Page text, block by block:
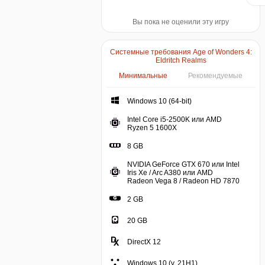
Вы пока не оценили эту игру
Системные требования Age of Wonders 4:
Eldritch Realms
Минимальные
Рекомендуемые
Windows 10 (64-bit)Windows 10 (64-bit)
Intel Core i5-2500K или AMD
Ryzen 5 1600XIntel Core i5-2500K или
8 GB8 GB
NVIDIA GeForce GTX 670 или Intel
Iris Xe / Arc A380 или AMD
Radeon Vega 8 / Radeon HD 7870NVIDIA
2 GB
20 GB
DirectX 12
Windows 10 (v. 21H1)